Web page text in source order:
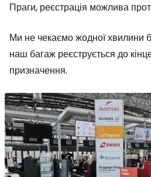
Праги, реєстрація можлива
Ми не чекаємо жодної хвилини
наш багаж реєструється до
призначення.